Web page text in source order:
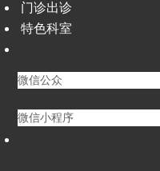
门诊出诊
特色科室
微信公众
微信小程序